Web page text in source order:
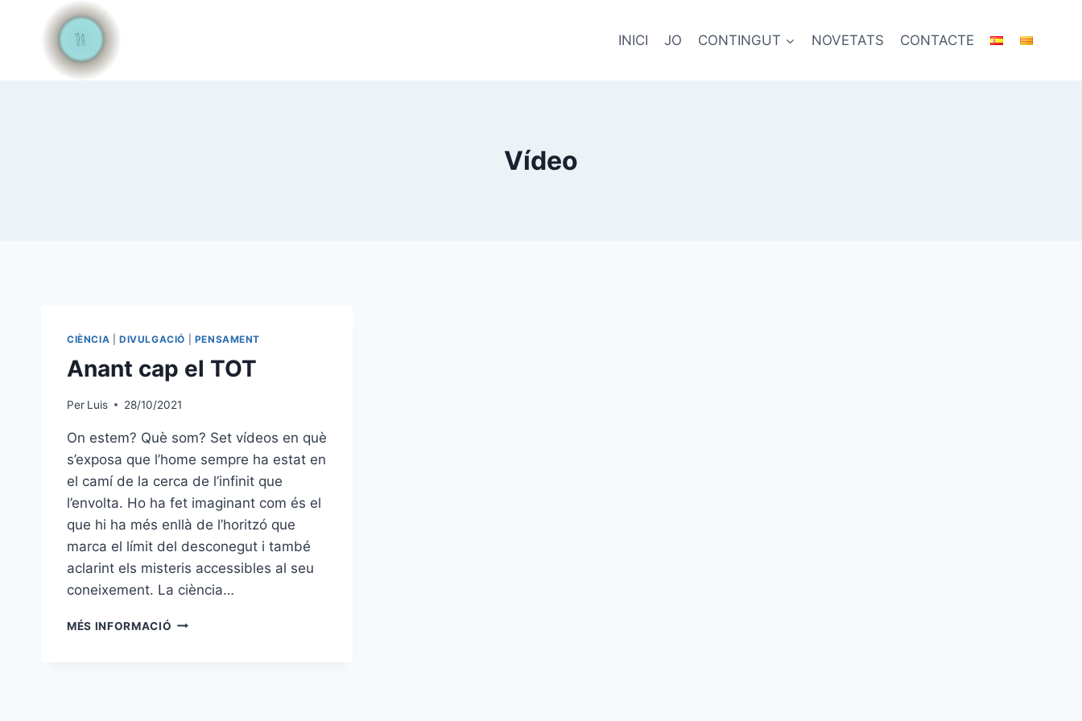
contingut
INICI JO CONTINGUT NOVETATS CONTACTE
Vídeo
CIÈNCIA DIVULGACIÓ PENSAMENT
Anant cap el TOT
Per Luis 28/10/2021
On estem? Què som? Set vídeos en què
s’exposa que l’home sempre ha estat en
el camí de la cerca de l’infinit que
l’envolta. Ho ha fet imaginant com és el
que hi ha més enllà de l’horitzó que
marca el límit del desconegut i també
aclarint els misteris accessibles al seu
coneixement. La ciència…
MÉS INFORMACIÓ ANANT